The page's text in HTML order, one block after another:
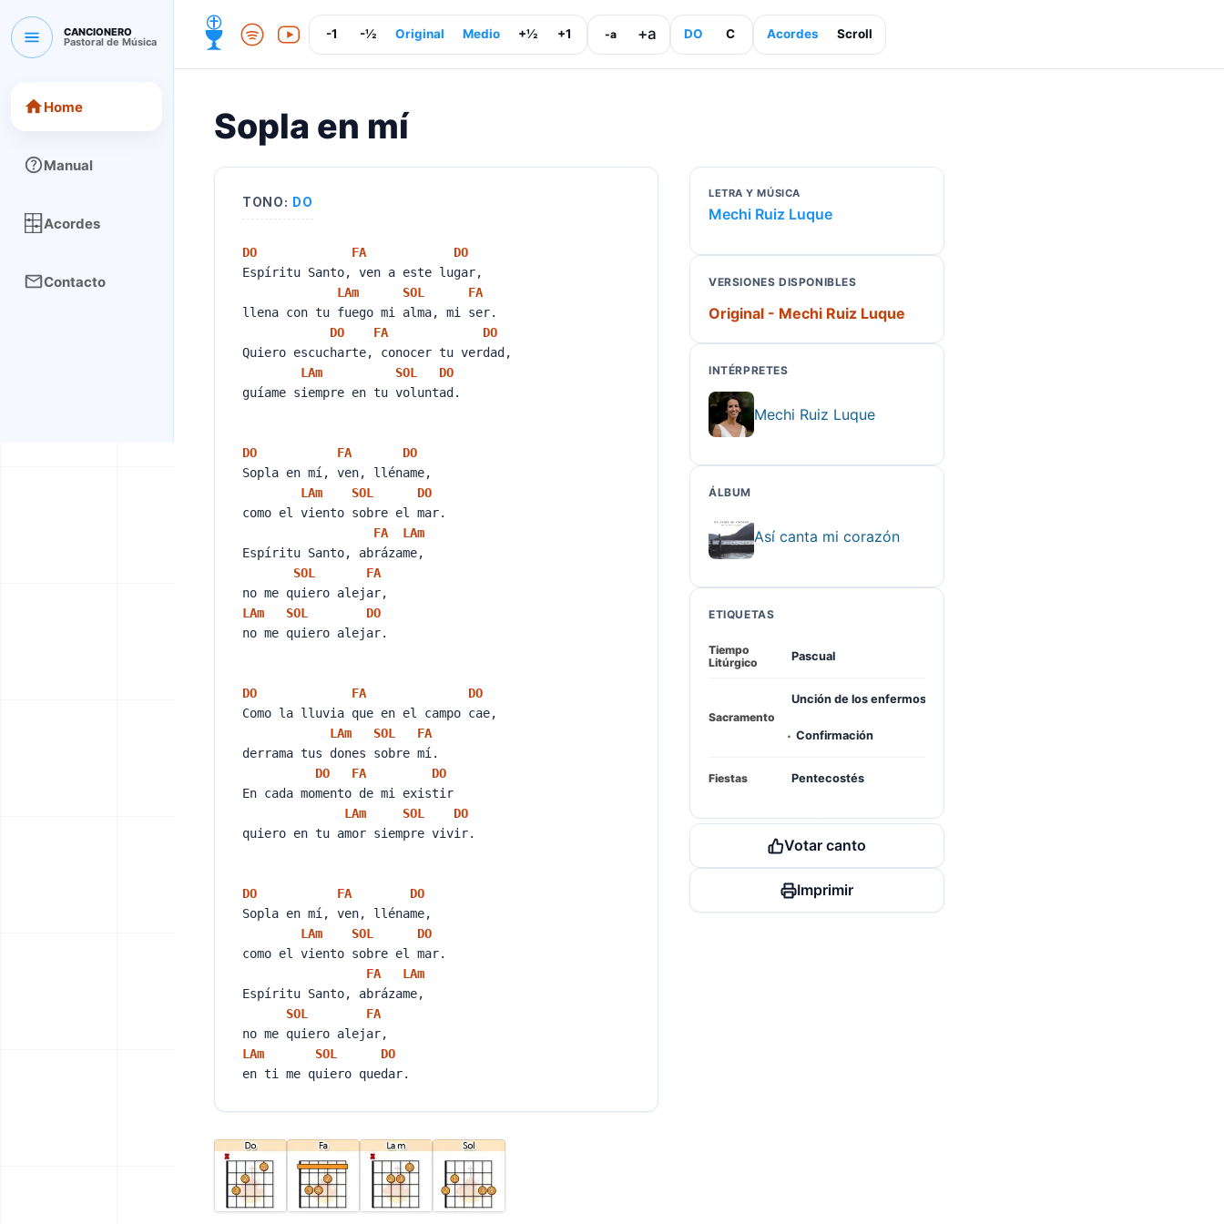
CANCIONERO
Pastoral de Música
CANCIONERO Pastoral de Música
Home
Manual
Acordes
Contacto
-1 -½ Original Medio +½ +1 -a +a DO C Acordes Scroll
Sopla en mí
TONO: DO
DO FA
DO
Espíritu Santo, ven a este lugar,
LAm SOL
FA
llena con tu fuego mi alma, mi ser.
DO
FA
DO
Quiero escucharte, conocer tu verdad,
LAm SOL
DO
guíame siempre en tu voluntad.
DO FA
DO
Sopla en mí, ven, lléname,
LAm SOL
DO
como el viento sobre el mar.
FA
LAm
Espíritu Santo, abrázame,
SOL
FA
no me quiero alejar,
LAm SOL
DO
no me quiero alejar.
DO FA
DO
Como la lluvia que en el campo cae,
LAm SOL
FA
derrama tus dones sobre mí.
DO
FA
DO
En cada momento de mi existir
LAm SOL
DO
quiero en tu amor siempre vivir.
DO FA
DO
Sopla en mí, ven, lléname,
LAm SOL
DO
como el viento sobre el mar.
FA
LAm
Espíritu Santo, abrázame,
SOL
FA
no me quiero alejar,
LAm SOL
DO
en ti me quiero quedar.
LETRA Y MÚSICA
Mechi Ruiz Luque
VERSIONES DISPONIBLES
Original - Mechi Ruiz Luque
INTÉRPRETES
Mechi Ruiz Luque
ÁLBUM
Así canta mi corazón
ETIQUETAS
Tiempo
Litúrgico
Pascual
Sacramento
Unción de los enfermos
· Confirmación
Fiestas Pentecostés
Votar canto
Imprimir